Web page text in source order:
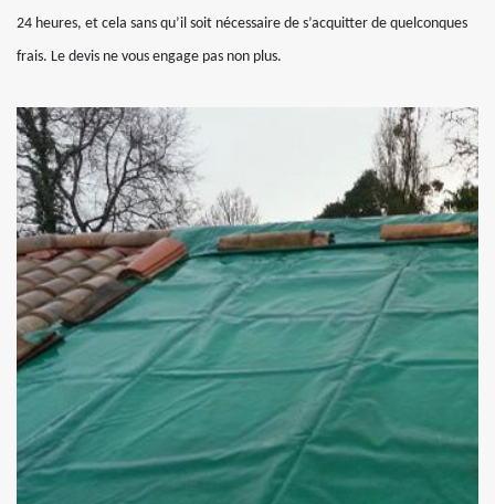
24 heures, et cela sans qu’il soit nécessaire de s’acquitter de quelconques
frais. Le devis ne vous engage pas non plus.